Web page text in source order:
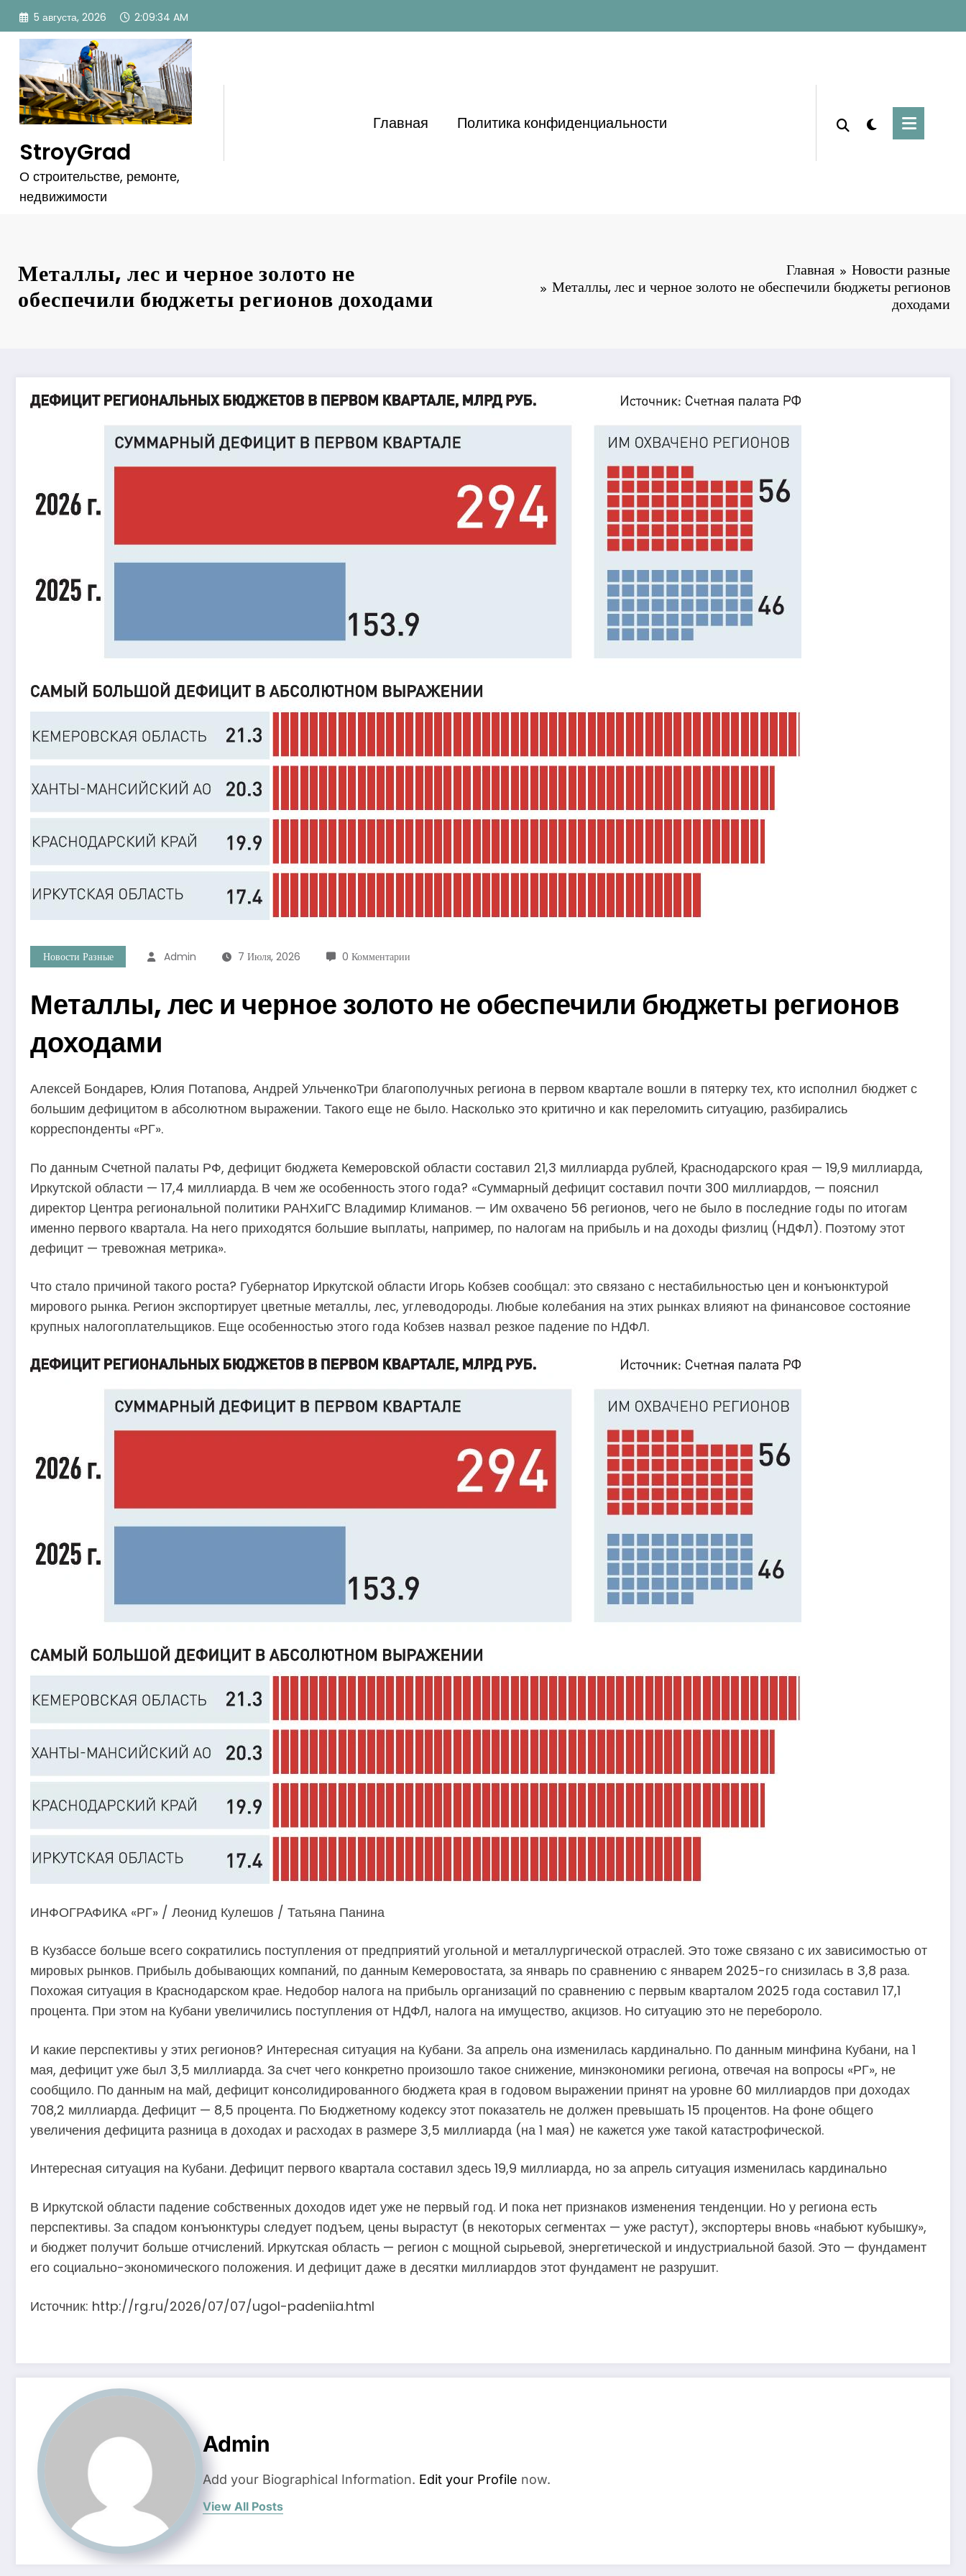
Перейти
содержимому
5 августа, 2026 2:09:35 AM
StroyGrad
О строительстве, ремонте,
недвижимости
Главная Политика конфиденциальности
Металлы, лес и черное золото не
обеспечили бюджеты регионов доходами
Главная
Новости разные
Металлы, лес и черное золото не обеспечили бюджеты регионов
доходами
Новости Разные Admin 7 Июля, 2026 0 Комментарии
Металлы, лес и черное золото не обеспечили бюджеты регионов
доходами
Алексей Бондарев, Юлия Потапова, Андрей УльченкоТри благополучных региона в первом квартале вошли в пятерку тех, кто исполнил бюджет с
большим дефицитом в абсолютном выражении. Такого еще не было. Насколько это критично и как переломить ситуацию, разбирались
корреспонденты «РГ».
По данным Счетной палаты РФ, дефицит бюджета Кемеровской области составил 21,3 миллиарда рублей, Краснодарского края — 19,9 миллиарда,
Иркутской области — 17,4 миллиарда. В чем же особенность этого года? «Суммарный дефицит составил почти 300 миллиардов, — пояснил
директор Центра региональной политики РАНХиГС Владимир Климанов. — Им охвачено 56 регионов, чего не было в последние годы по итогам
именно первого квартала. На него приходятся большие выплаты, например, по налогам на прибыль и на доходы физлиц (НДФЛ). Поэтому этот
дефицит — тревожная метрика».
Что стало причиной такого роста? Губернатор Иркутской области Игорь Кобзев сообщал: это связано с нестабильностью цен и конъюнктурой
мирового рынка. Регион экспортирует цветные металлы, лес, углеводороды. Любые колебания на этих рынках влияют на финансовое состояние
крупных налогоплательщиков. Еще особенностью этого года Кобзев назвал резкое падение по НДФЛ.
ИНФОГРАФИКА «РГ» / Леонид Кулешов / Татьяна Панина
В Кузбассе больше всего сократились поступления от предприятий угольной и металлургической отраслей. Это тоже связано с их зависимостью от
мировых рынков. Прибыль добывающих компаний, по данным Кемеровостата, за январь по сравнению с январем 2025-го снизилась в 3,8 раза.
Похожая ситуация в Краснодарском крае. Недобор налога на прибыль организаций по сравнению с первым кварталом 2025 года составил 17,1
процента. При этом на Кубани увеличились поступления от НДФЛ, налога на имущество, акцизов. Но ситуацию это не перебороло.
И какие перспективы у этих регионов? Интересная ситуация на Кубани. За апрель она изменилась кардинально. По данным минфина Кубани, на 1
мая, дефицит уже был 3,5 миллиарда. За счет чего конкретно произошло такое снижение, минэкономики региона, отвечая на вопросы «РГ», не
сообщило. По данным на май, дефицит консолидированного бюджета края в годовом выражении принят на уровне 60 миллиардов при доходах
708,2 миллиарда. Дефицит — 8,5 процента. По Бюджетному кодексу этот показатель не должен превышать 15 процентов. На фоне общего
увеличения дефицита разница в доходах и расходах в размере 3,5 миллиарда (на 1 мая) не кажется уже такой катастрофической.
Интересная ситуация на Кубани. Дефицит первого квартала составил здесь 19,9 миллиарда, но за апрель ситуация изменилась кардинально
В Иркутской области падение собственных доходов идет уже не первый год. И пока нет признаков изменения тенденции. Но у региона есть
перспективы. За спадом конъюнктуры следует подъем, цены вырастут (в некоторых сегментах — уже растут), экспортеры вновь «набьют кубышку»,
и бюджет получит больше отчислений. Иркутская область — регион с мощной сырьевой, энергетической и индустриальной базой. Это — фундамент
его социально-экономического положения. И дефицит даже в десятки миллиардов этот фундамент не разрушит.
Источник: http://rg.ru/2026/07/07/ugol-padeniia.html
Admin
Add your Biographical Information. Edit your Profile now.
View All Posts